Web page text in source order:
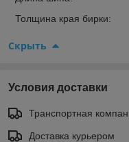
Толщина края бирки:
Скрыть
Условия доставки
Транспортная
Доставка курьером